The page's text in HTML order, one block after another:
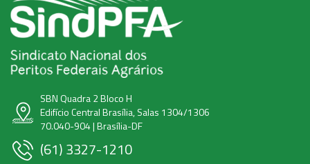
SBN Quadra 2 Bloco H
Edifício Central Brasília, Salas 1304/1306
70.040-904 | Brasília-DF
(61) 3327-1210